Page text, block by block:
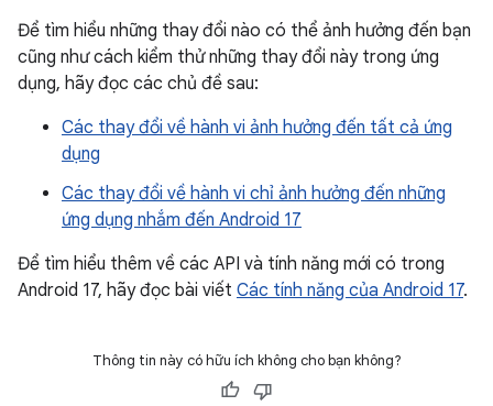
Để tìm hiểu những thay đổi nào có thể ảnh hưởng đến bạn
cũng như cách kiểm thử những thay đổi này trong ứng
dụng, hãy đọc các chủ đề sau:
Các thay đổi về hành vi ảnh hưởng đến tất cả ứng
dụng
Các thay đổi về hành vi chỉ ảnh hưởng đến những
ứng dụng nhắm đến Android 17
Để tìm hiểu thêm về các API và tính năng mới có trong
Android 17, hãy đọc bài viết Các tính năng của Android 17.
Thông tin này có hữu ích không cho bạn không?